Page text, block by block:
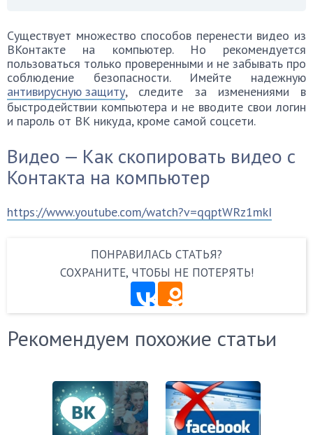
Существует множество способов перенести видео из
ВКонтакте на компьютер. Но рекомендуется
пользоваться только проверенными и не забывать про
соблюдение безопасности. Имейте надежную
антивирусную защиту, следите за изменениями в
быстродействии компьютера и не вводите свои логин
и пароль от ВК никуда, кроме самой соцсети.
Видео — Как скопировать видео с
Контакта на компьютер
https://www.youtube.com/watch?v=qqptWRz1mkI
ПОНРАВИЛАСЬ СТАТЬЯ?
СОХРАНИТЕ, ЧТОБЫ НЕ ПОТЕРЯТЬ!
Рекомендуем похожие статьи